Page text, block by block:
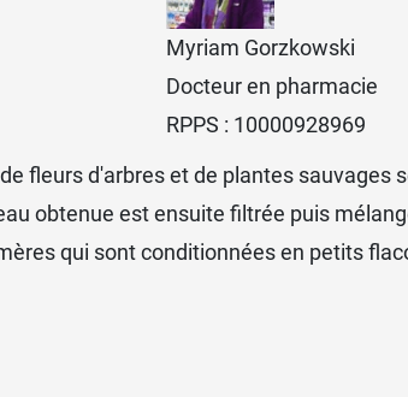
Myriam Gorzkowski
Docteur en pharmacie
RPPS : 10000928969
fleurs d'arbres et de plantes sauvages
obtenue est ensuite filtrée puis
qui sont conditionnées en petits